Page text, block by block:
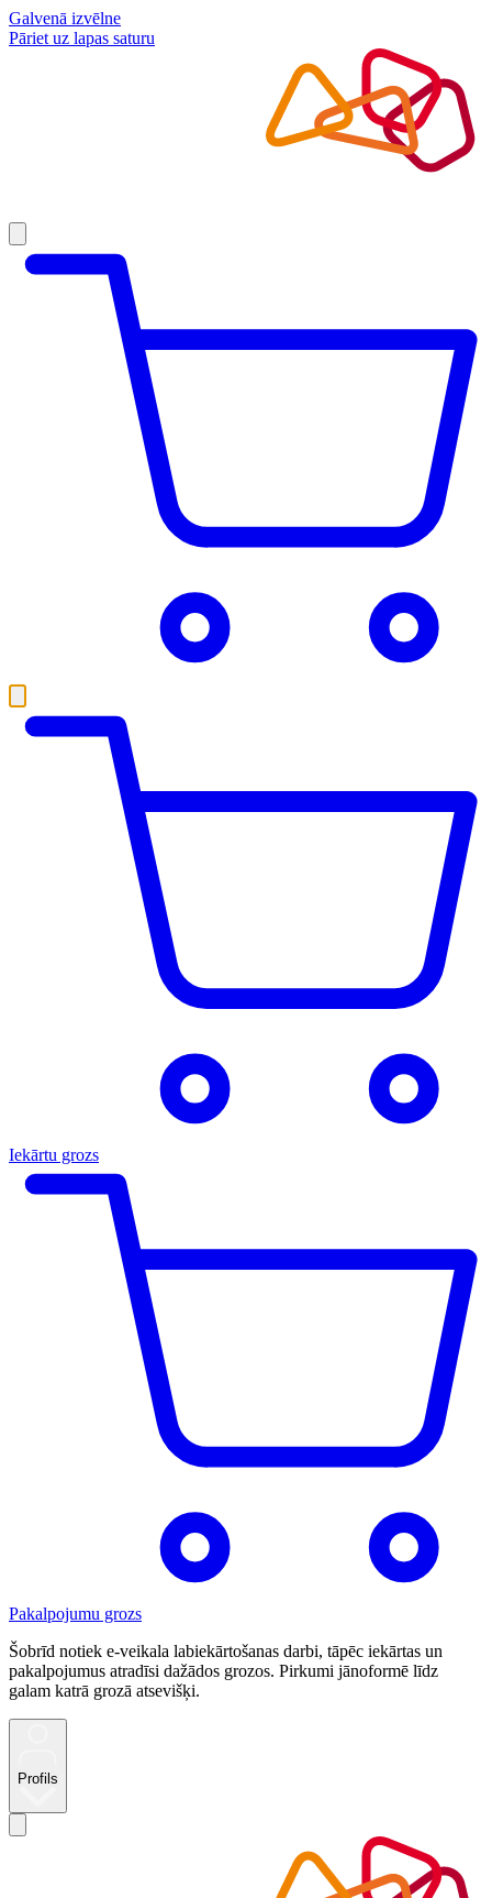
Galvenā izvēlne
Pāriet uz lapas saturu
Iekārtu grozs
Pakalpojumu grozs
Šobrīd notiek e-veikala labiekārtošanas darbi, tāpēc iekārtas un
pakalpojumus atradīsi dažādos grozos. Pirkumi jānoformē līdz
galam katrā grozā atsevišķi.
Profils